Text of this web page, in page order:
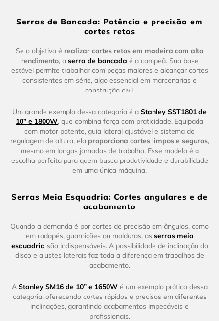
Serras de Bancada: Potência e precisão em
cortes retos
Se o objetivo é realizar cortes retos em madeira com alto
rendimento, a serra de bancada é a campeã. Sua base
estável permite trabalhar com peças maiores e alcançar cortes
consistentes em série, algo essencial em marcenarias e
construção civil.
Um grande exemplo dessa categoria é a Stanley SST1801 de
10” e 1800W, que combina força com praticidade. Equipada
com motor potente, guia lateral ajustável e sistema de
regulagem de altura, ela proporciona cortes limpos e seguros,
mesmo em longas jornadas de trabalho. Esse modelo é a
escolha perfeita para quem busca produtividade e durabilidade
em uma única máquina.
Serras Meia Esquadria: Cortes angulares e de
acabamento
Quando a demanda é por cortes de precisão em ângulos, como
em rodapés, guarnições ou molduras, as serras meia
esquadria são indispensáveis. A possibilidade de inclinação do
disco e ajustes laterais faz toda a diferença em trabalhos de
acabamento.
A Stanley SM16 de 10” e 1650Wé um exemplo prático dessa
categoria, oferecendo cortes rápidos e precisos em diferentes
inclinações, garantindo acabamentos impecáveis e
profissionais.